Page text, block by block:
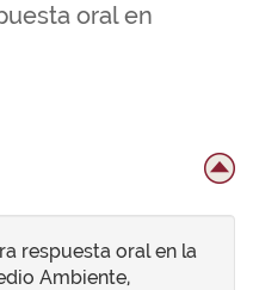
oral en
respuesta oral en la
Ambiente,